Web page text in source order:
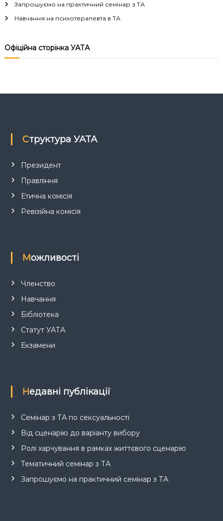
ц
я
и
с
в
Запрошуємо на практичний семінар з ТА
Навчання на психотерапевта в ТА
Офіційна сторінка УАТА
Структура УАТА
Президент
Правління
Етична комісія
Ревізійна комісія
Можливості
Членство
Навчання
Бібліотека
Статут УАТА
Екзамени
Недавні публікації
Семінар з ТА по сексуальності
Від сценарію до варіанту вибору
Ролі харчування в рамках життєвого сценарію
Тематичний семінар з ТА
Запрошуємо на практичний семінар з ТА